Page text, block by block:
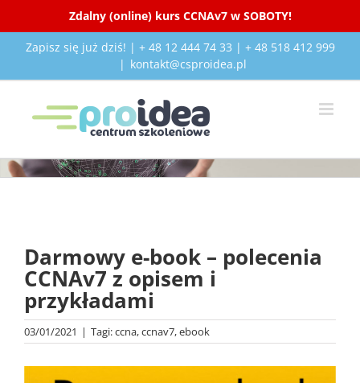
Zdalny (online) kurs CCNAv7 w SOBOTY!
Zapisz się już dziś! | + 48 12 444 74 33 | + 48 518 412 999
| kontakt@csproidea.pl
obrazek
Darmowy e-book – polecenia
CCNAv7 z opisem i
przykładami
03/01/2021 | Tagi:ccna,ccnav7,ebook